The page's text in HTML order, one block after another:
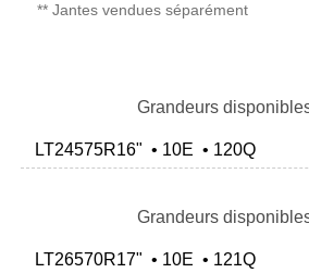
** Jantes vendues séparément
Grandeurs
LT24575R16" • 10E • 120Q
Grandeurs
LT26570R17" • 10E • 121Q